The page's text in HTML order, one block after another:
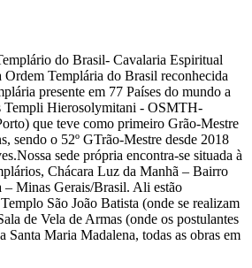
do Brasil- Cavalaria Espiritual
Ordem Templária do Brasil reconhecida
presente em 77 Países do mundo a
Templi Hierosolymitani - OSMTH-
que teve como primeiro Grão-Mestre
sendo o 52º GTrão-Mestre desde 2018
sede própria encontra-se situada à
Chácara Luz da Manhã – Bairro
– Minas Gerais/Brasil. Ali estão
São João Batista (onde se realizam
de Vela de Armas (onde os postulantes
Santa Maria Madalena, todas as obras em